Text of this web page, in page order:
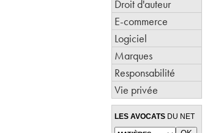
Droit d'auteur
E-commerce
Logiciel
Marques
Responsabilité
Vie privée
LES AVOCATS DU NET